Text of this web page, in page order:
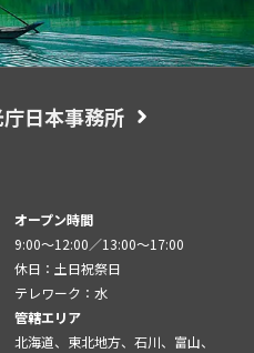
日本事務所
オープン時間
9:00～12:00／13:00～17:00
休日：土日祝祭日
テレワーク：水
管轄エリア
北海道、東北地方、石川、富山、